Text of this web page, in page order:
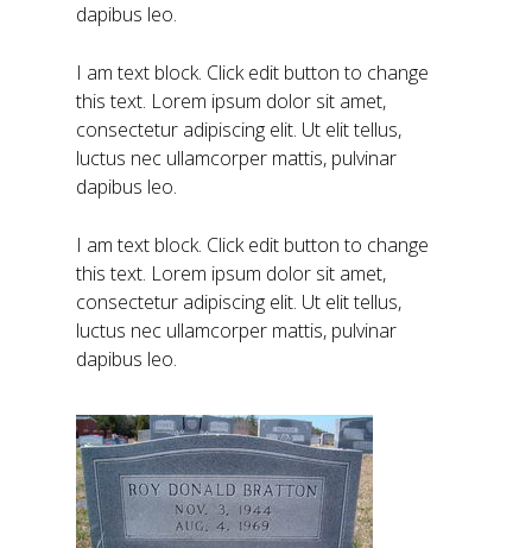
dapibus leo.
I am text block. Click edit button to change
this text. Lorem ipsum dolor sit amet,
consectetur adipiscing elit. Ut elit tellus,
luctus nec ullamcorper mattis, pulvinar
dapibus leo.
I am text block. Click edit button to change
this text. Lorem ipsum dolor sit amet,
consectetur adipiscing elit. Ut elit tellus,
luctus nec ullamcorper mattis, pulvinar
dapibus leo.